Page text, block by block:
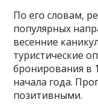
По его словам,
популярных
весенние
туристические
бронирования в
начала года.
позитивными.